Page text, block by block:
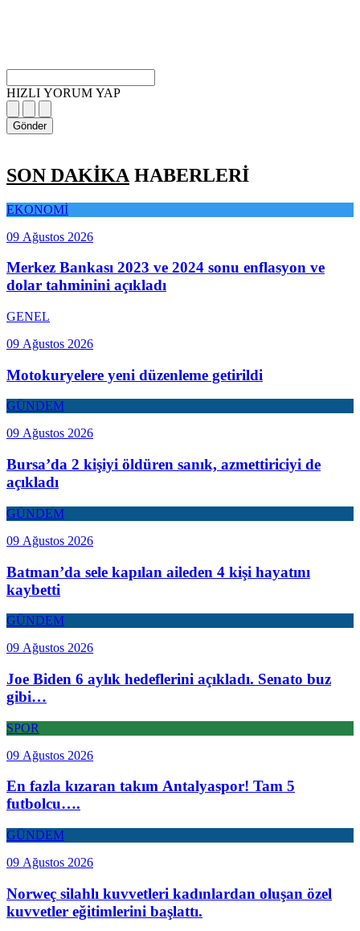
HIZLI YORUM YAP
Gönder
SON DAKİKA HABERLERİ
EKONOMİ
09 Ağustos 2026
Merkez Bankası 2023 ve 2024 sonu enflasyon ve
dolar tahminini açıkladı
GENEL
09 Ağustos 2026
Motokuryelere yeni düzenleme getirildi
GÜNDEM
09 Ağustos 2026
Bursa’da 2 kişiyi öldüren sanık, azmettiriciyi de
açıkladı
GÜNDEM
09 Ağustos 2026
Batman’da sele kapılan aileden 4 kişi hayatını
kaybetti
GÜNDEM
09 Ağustos 2026
Joe Biden 6 aylık hedeflerini açıkladı. Senato buz
gibi…
SPOR
09 Ağustos 2026
En fazla kızaran takım Antalyaspor! Tam 5
futbolcu….
GÜNDEM
09 Ağustos 2026
Norweç silahlı kuvvetleri kadınlardan oluşan özel
kuvvetler eğitimlerini başlattı.